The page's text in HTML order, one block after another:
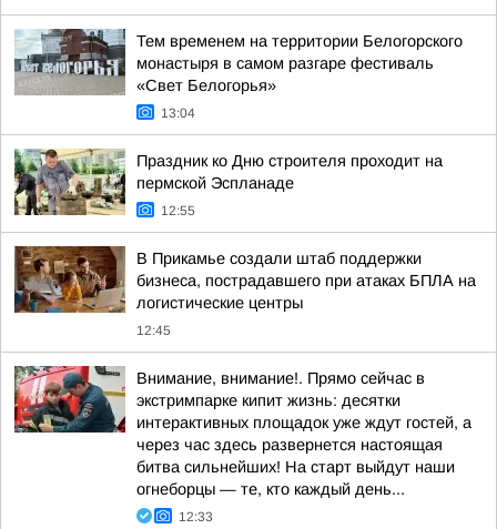
Тем временем на территории Белогорского
монастыря в самом разгаре фестиваль
«Свет Белогорья»
13:04
Праздник ко Дню строителя проходит на
пермской Эспланаде
12:55
В Прикамье создали штаб поддержки
бизнеса, пострадавшего при атаках БПЛА на
логистические центры
12:45
Внимание, внимание!. Прямо сейчас в
экстримпарке кипит жизнь: десятки
интерактивных площадок уже ждут гостей, а
через час здесь развернется настоящая
битва сильнейших! На старт выйдут наши
огнеборцы — те, кто каждый день...
12:33